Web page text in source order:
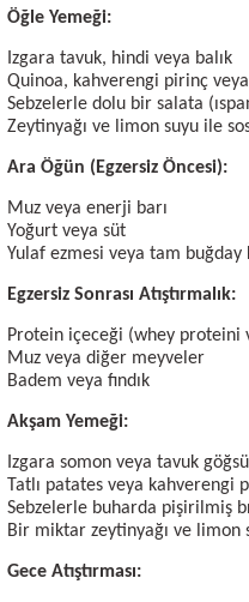
Öğle Yemeği:
Izgara tavuk, hindi veya balık
Quinoa, kahverengi pirinç
Sebzelerle dolu bir salata
Zeytinyağı ve limon suyu ile
Ara Öğün (Egzersiz Öncesi):
Muz veya enerji barı
Yoğurt veya süt
Yulaf ezmesi veya tam buğday
Egzersiz Sonrası Atıştırmalık:
Protein içeceği (whey proteini
Muz veya diğer meyveler
Badem veya fındık
Akşam Yemeği:
Izgara somon veya tavuk göğsü
Tatlı patates veya kahverengi
Sebzelerle buharda pişirilmiş
Bir miktar zeytinyağı ve
Gece Atıştırması: